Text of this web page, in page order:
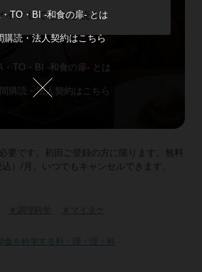
インして全文を読む
・TO・BI -和食の扉- とは
購読・法人契約はこちら
要です。初回ご登録の方に限ります。無料
込）/月。いつでもキャンセルできます。
食を科学する料・理・理・科
TO・BI -和食の扉- とは
購読・法人契約はこちら